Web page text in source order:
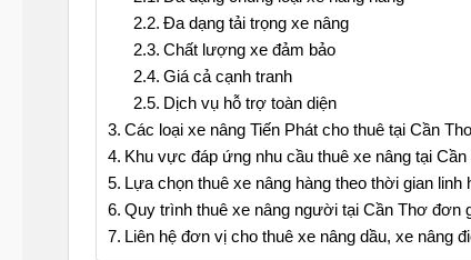
Đa dạng tải trọng xe nâng
Chất lượng xe đảm bảo
Giá cả cạnh tranh
Dịch vụ hỗ trợ toàn diện
Các loại xe nâng Tiến Phát cho thuê tại Cần
Khu vực đáp ứng nhu cầu thuê xe nâng tại
Lựa chọn thuê xe nâng hàng theo thời gian linh
Quy trình thuê xe nâng người tại Cần Thơ đơn
Liên hệ đơn vị cho thuê xe nâng dầu, xe nâng